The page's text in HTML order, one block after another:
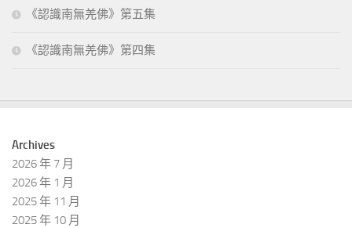
《認識南無羌佛》第五集
《認識南無羌佛》第四集
Archives
2026 年 7 月
2026 年 1 月
2025 年 11 月
2025 年 10 月